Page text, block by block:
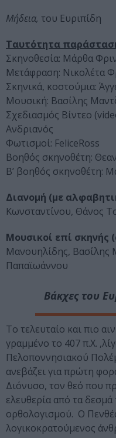
Μήδεια, του Ευριπίδη
Ταυτότητα
Σκηνοθεσία: Μάρθα
Μετάφραση: Νικολέτα
Σκηνικά, κοστούμια:
Μουσική: Βασίλης
Σχεδιασμός Βίντεο
Ανδριανός
Φωτισμοί: FeliceRoss
Βοηθός σκηνοθέτη:
Β’ βοηθός σκηνοθέτη:
Διανομή (με
Κωνσταντίνου, Θάνος
Μουσικοί επί σκηνής
Μανουηλίδης, Βασίλης
Παπαϊωάννου
Βάκχες του
Το τελευταίο και πιο
γραμμένο το 407 π.Χ.
Πελοποννησιακού
ανεβάζει για πρώτη
Διόνυσο, τον θεό που
ελευθερία από τα
ορθολογισμού. Ο
λογικοκρατούμενος